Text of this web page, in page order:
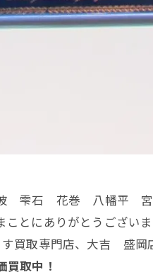
雫石 花巻 八幡平 宮
とにありがとうございま
買取専門店、大吉 盛岡
取中！